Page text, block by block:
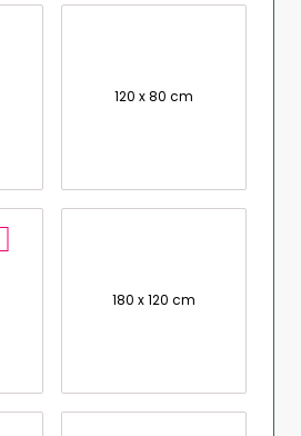
120 x 80 cm
180 x 120 cm